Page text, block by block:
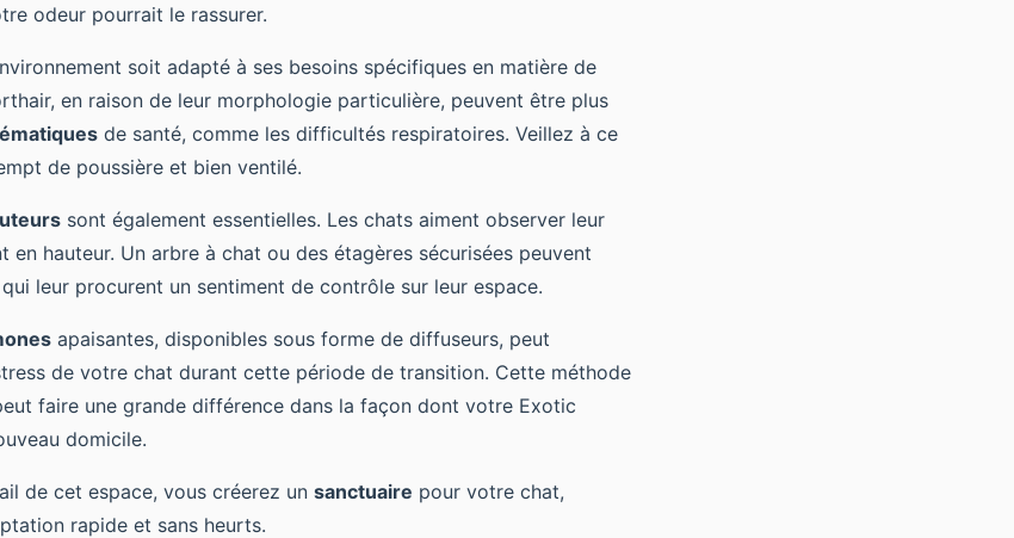
odeur pourrait le rassurer.
soit adapté à ses besoins spécifiques en matière de
en raison de leur morphologie particulière, peuvent être plus
de santé, comme les difficultés respiratoires. Veillez à ce
de poussière et bien ventilé.
sont également essentielles. Les chats aiment observer leur
en hauteur. Un arbre à chat ou des étagères sécurisées peuvent
leur procurent un sentiment de contrôle sur leur espace.
apaisantes, disponibles sous forme de diffuseurs, peut
de votre chat durant cette période de transition. Cette méthode
faire une grande différence dans la façon dont votre Exotic
domicile.
de cet espace, vous créerez un sanctuaire pour votre chat,
rapide et sans heurts.